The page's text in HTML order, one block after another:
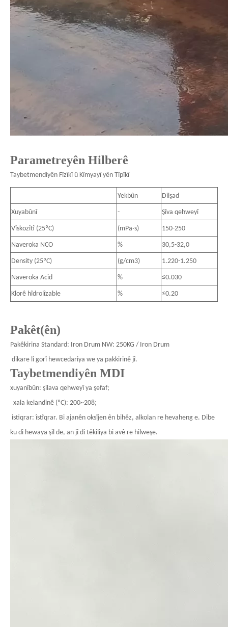
Parametreyên Hilberê
Taybetmendiyên Fîzîkî û Kîmyayî yên Tîpîkî
Yekbûn Dilşad
Xuyabûnî - Şîva qehweyî
Vîskozîtî (25ºC) (mPa·s) 150-250
Naveroka NCO % 30,5-32,0
Density (25ºC) (g/cm3) 1.220-1.250
Naveroka Acid % ≤0.030
Klorê hîdrolîzable % ≤0.20
Pakêt(ên)
Pakêkirina Standard: Iron Drum NW: 250KG / Iron Drum
dikare li gorî hewcedariya we ya pakkirinê jî.
Taybetmendiyên MDI
xuyanîbûn: şilava qehweyî ya şefaf;
xala kelandinê (ºC): 200~208;
istiqrar: îstîqrar. Bi ajanên oksîjen ên bihêz, alkolan re hevaheng e. Dibe
ku di hewaya şil de, an jî di têkiliya bi avê re hilweşe.